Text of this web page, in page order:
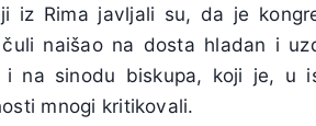
iz Rima javljali su, da je
naišao na dosta hladan i
i na sinodu biskupa, koji je, u
mnogi kritikovali.